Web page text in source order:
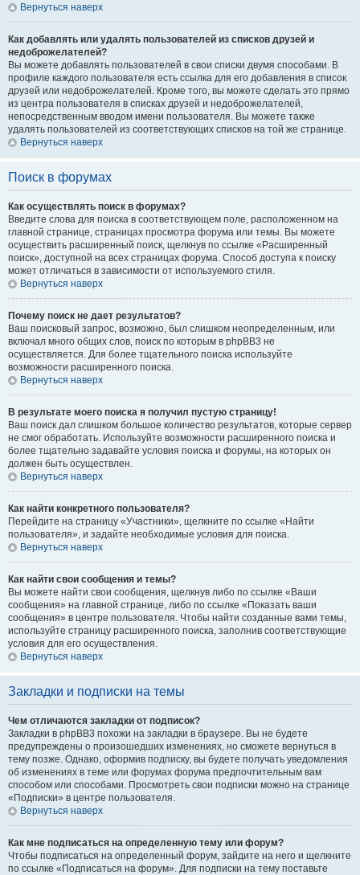
Вернуться наверх
Как добавлять или удалять пользователей из списков друзей и
недоброжелателей?
Вы можете добавлять пользователей в свои списки двумя способами. В
профиле каждого пользователя есть ссылка для его добавления в список
друзей или недоброжелателей. Кроме того, вы можете сделать это прямо
из центра пользователя в списках друзей и недоброжелателей,
непосредственным вводом имени пользователя. Вы можете также
удалять пользователей из соответствующих списков на той же странице.
Вернуться наверх
Поиск в форумах
Как осуществлять поиск в форумах?
Введите слова для поиска в соответствующем поле, расположенном на
главной странице, страницах просмотра форума или темы. Вы можете
осуществить расширенный поиск, щелкнув по ссылке «Расширенный
поиск», доступной на всех страницах форума. Способ доступа к поиску
может отличаться в зависимости от используемого стиля.
Вернуться наверх
Почему поиск не дает результатов?
Ваш поисковый запрос, возможно, был слишком неопределенным, или
включал много общих слов, поиск по которым в phpBB3 не
осуществляется. Для более тщательного поиска используйте
возможности расширенного поиска.
Вернуться наверх
В результате моего поиска я получил пустую страницу!
Ваш поиск дал слишком большое количество результатов, которые сервер
не смог обработать. Используйте возможности расширенного поиска и
более тщательно задавайте условия поиска и форумы, на которых он
должен быть осуществлен.
Вернуться наверх
Как найти конкретного пользователя?
Перейдите на страницу «Участники», щелкните по ссылке «Найти
пользователя», и задайте необходимые условия для поиска.
Вернуться наверх
Как найти свои сообщения и темы?
Вы можете найти свои сообщения, щелкнув либо по ссылке «Ваши
сообщения» на главной странице, либо по ссылке «Показать ваши
сообщения» в центре пользователя. Чтобы найти созданные вами темы,
используйте страницу расширенного поиска, заполнив соответствующие
условия для его осуществления.
Вернуться наверх
Закладки и подписки на темы
Чем отличаются закладки от подписок?
Закладки в phpBB3 похожи на закладки в браузере. Вы не будете
предупреждены о произошедших изменениях, но сможете вернуться в
тему позже. Однако, оформив подписку, вы будете получать уведомления
об изменениях в теме или форумах форума предпочтительным вам
способом или способами. Просмотреть свои подписки можно на странице
«Подписки» в центре пользователя.
Вернуться наверх
Как мне подписаться на определенную тему или форум?
Чтобы подписаться на определенный форум, зайдите на него и щелкните
по ссылке «Подписаться на форум». Для подписки на тему поставьте